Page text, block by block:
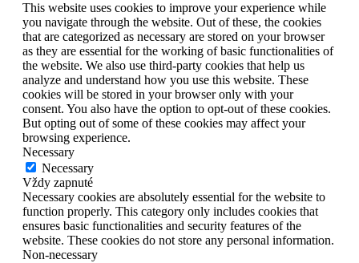
This website uses cookies to improve your experience while
you navigate through the website. Out of these, the cookies
that are categorized as necessary are stored on your browser
as they are essential for the working of basic functionalities of
the website. We also use third-party cookies that help us
analyze and understand how you use this website. These
cookies will be stored in your browser only with your
consent. You also have the option to opt-out of these cookies.
But opting out of some of these cookies may affect your
browsing experience.
Necessary
Necessary
Vždy zapnuté
Necessary cookies are absolutely essential for the website to
function properly. This category only includes cookies that
ensures basic functionalities and security features of the
website. These cookies do not store any personal information.
Non-necessary